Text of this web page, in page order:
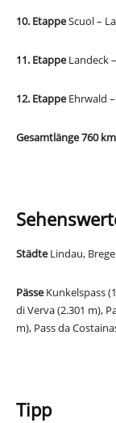
10. EtappeScuol –
11. EtappeLandeck
12. EtappeEhrwald
Gesamtlänge 760 km
StädteLindau,
PässeKunkelspass
di Verva (2.301 m),
m), Pass da
Tipp